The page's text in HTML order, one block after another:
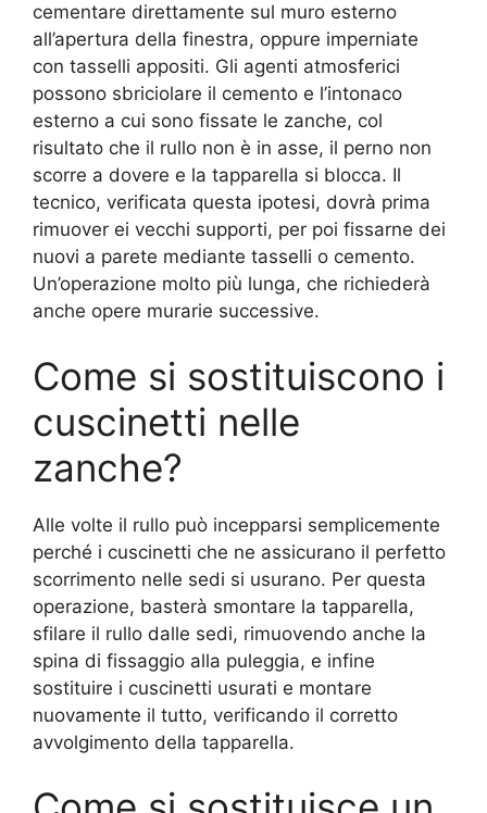
cementare direttamente sul muro esterno
all’apertura della finestra, oppure imperniate
con tasselli appositi. Gli agenti atmosferici
possono sbriciolare il cemento e l’intonaco
esterno a cui sono fissate le zanche, col
risultato che il rullo non è in asse, il perno non
scorre a dovere e la tapparella si blocca. Il
tecnico, verificata questa ipotesi, dovrà prima
rimuover ei vecchi supporti, per poi fissarne dei
nuovi a parete mediante tasselli o cemento.
Un’operazione molto più lunga, che richiederà
anche opere murarie successive.
Come si sostituiscono i
cuscinetti nelle
zanche?
Alle volte il rullo può incepparsi semplicemente
perché i cuscinetti che ne assicurano il perfetto
scorrimento nelle sedi si usurano. Per questa
operazione, basterà smontare la tapparella,
sfilare il rullo dalle sedi, rimuovendo anche la
spina di fissaggio alla puleggia, e infine
sostituire i cuscinetti usurati e montare
nuovamente il tutto, verificando il corretto
avvolgimento della tapparella.